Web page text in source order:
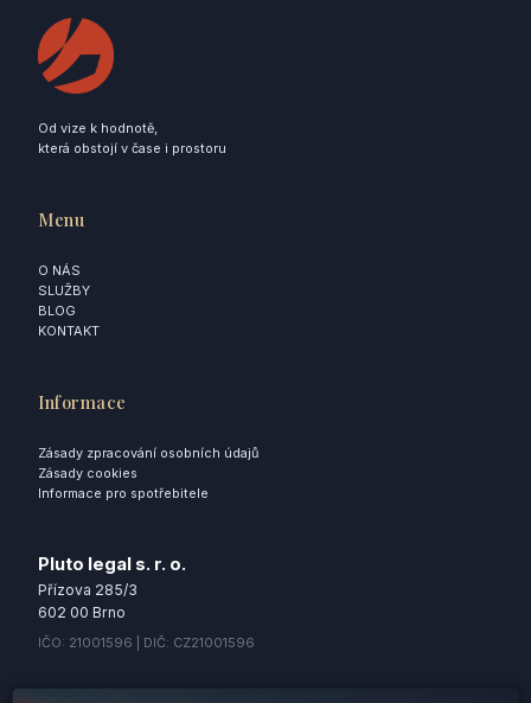
Od vize k hodnotě,
která obstojí v čase i prostoru
Menu
O NÁS
SLUŽBY
BLOG
KONTAKT
Informace
Zásady zpracování osobních údajů
Zásady cookies
Informace pro spotřebitele
Pluto legal s. r. o.
Přízova 285/3
602 00 Brno
IČO: 21001596 | DIČ: CZ21001596